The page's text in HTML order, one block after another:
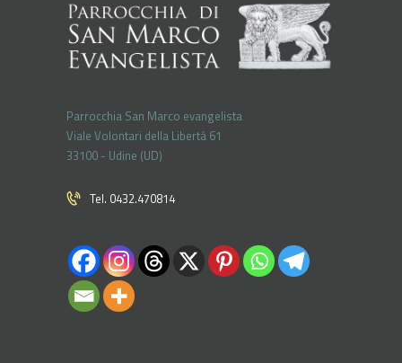
Parrocchia San Marco evangelista
Viale Volontari della Libertá 61
33100 - Udine (UD)
Tel. 0432.470814